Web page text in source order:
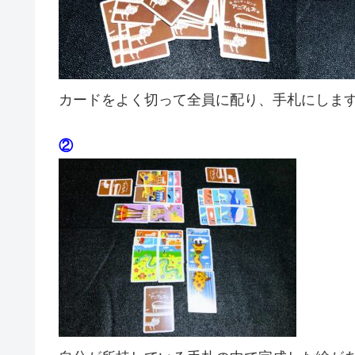
カードをよく切って全員に配り、手札にしま
②